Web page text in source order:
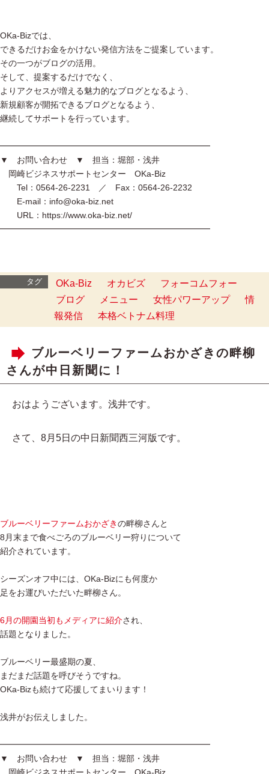
OKa-Bizでは、
できるだけお金をかけない発信方法をご提案しています。
その一つがブログの活用。
そして、提案するだけでなく、
よりアクセスが増える魅力的なブログとなるよう、
新規顧客が開拓できるブログとなるよう、
継続してサポートを行っています。
━━━━━━━━━━━━━━━━━━━━━━━━━
▼ お問い合わせ ▼ 担当：堀部・浅井
岡崎ビジネスサポートセンター OKa-Biz
Tel：0564-26-2231 ／ Fax：0564-26-2232
E-mail：info@oka-biz.net
URL：https://www.oka-biz.net/
━━━━━━━━━━━━━━━━━━━━━━━━━
タグ OKa-Biz オカビズ
フォーコムフォー
ブログ
メニュー 女性パワーアップ
情
報発信
本格ベトナム料理
ブルーベリーファームおかざきの畔柳
さんが中日新聞に！
おはようございます。浅井です。
さて、8月5日の中日新聞西三河版です。
ブルーベリーファームおかざきの畔柳さんと
8月末まで食べごろのブルーベリー狩りについて
紹介されています。
シーズンオフ中には、OKa-Bizにも何度か
足をお運びいただいた畔柳さん。
6月の開園当初もメディアに紹介され、
話題となりました。
ブルーベリー最盛期の夏、
まだまだ話題を呼びそうですね。
OKa-Bizも続けて応援してまいります！
浅井がお伝えしました。
━━━━━━━━━━━━━━━━━━━━━━━━━
▼ お問い合わせ ▼ 担当：堀部・浅井